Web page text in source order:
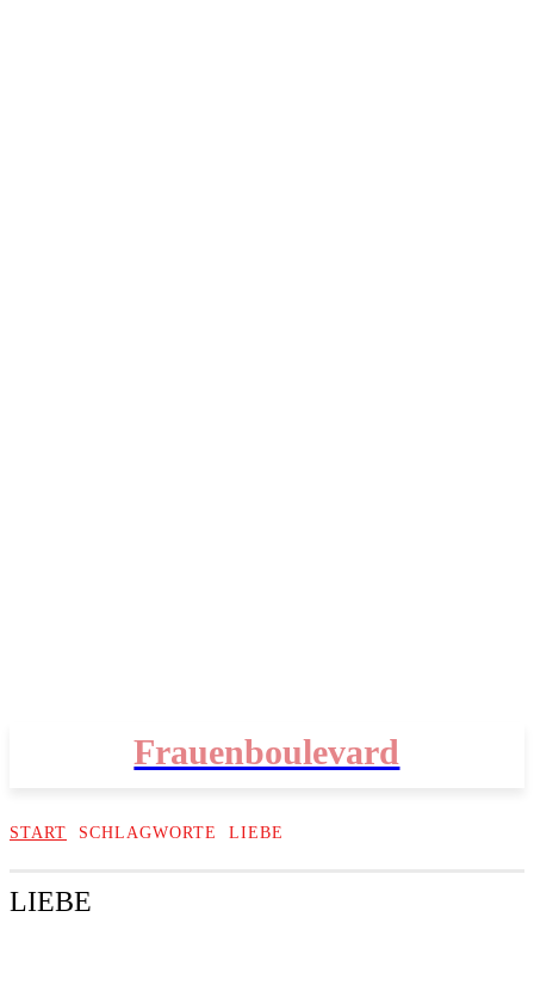
Frauenboulevard
START SCHLAGWORTE LIEBE
LIEBE